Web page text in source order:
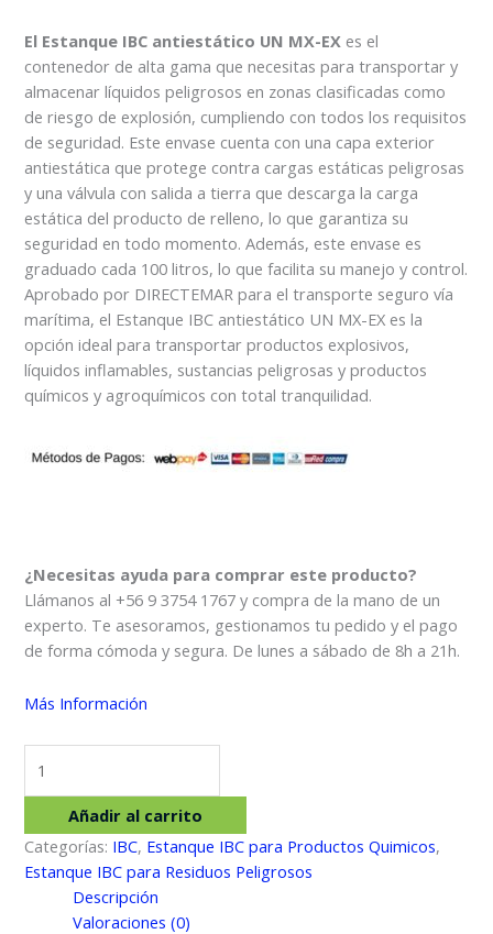
El Estanque IBC antiestático UN MX-EX es el
contenedor de alta gama que necesitas para transportar y
almacenar líquidos peligrosos en zonas clasificadas como
de riesgo de explosión, cumpliendo con todos los requisitos
de seguridad. Este envase cuenta con una capa exterior
antiestática que protege contra cargas estáticas peligrosas
y una válvula con salida a tierra que descarga la carga
estática del producto de relleno, lo que garantiza su
seguridad en todo momento. Además, este envase es
graduado cada 100 litros, lo que facilita su manejo y control.
Aprobado por DIRECTEMAR para el transporte seguro vía
marítima, el Estanque IBC antiestático UN MX-EX es la
opción ideal para transportar productos explosivos,
líquidos inflamables, sustancias peligrosas y productos
químicos y agroquímicos con total tranquilidad.
¿Necesitas ayuda para comprar este producto?
Llámanos al +56 9 3754 1767 y compra de la mano de un
experto. Te asesoramos, gestionamos tu pedido y el pago
de forma cómoda y segura. De lunes a sábado de 8h a 21h.
Más Información
IBC
ANTIESTÁTICO
UN
MX-
EX
cantidad
Añadir al carrito
Categorías: IBC, Estanque IBC para Productos Quimicos,
Estanque IBC para Residuos Peligrosos
Descripción
Valoraciones (0)